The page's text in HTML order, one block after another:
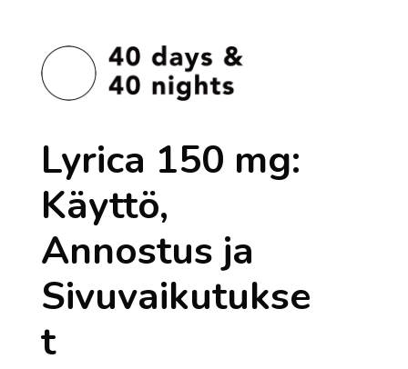
Lyrica 150 mg:
Käyttö,
Annostus ja
Sivuvaikutukse
t